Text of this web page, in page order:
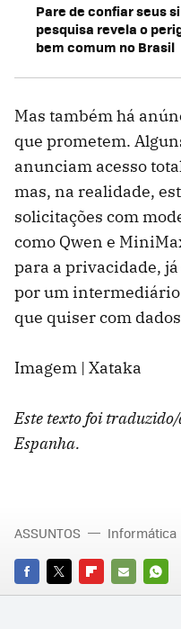
Pare de confiar seus
pesquisa revela o
bem comum no Brasil
Mas também há
que prometem.
anunciam acesso
mas, na realidade,
solicitações com
como Qwen e
para a privacidade,
por um
que quiser com
Imagem | Xataka
Este texto foi
Espanha.
FACEBOOK
TWITTERFLIPBOARD
E-
ASSUNTOS Informática